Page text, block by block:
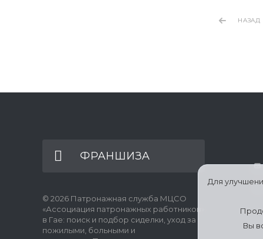
НАЗАД
ФРАНШИЗА
© 2026 Патронажная служба МЦСО
«Ассоциация патронажных работников»
в Гае: поиск и подбор сиделки, уход за
пожилыми, больными и
Для
Вы